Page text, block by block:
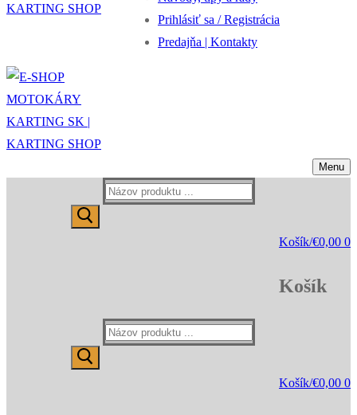
Prihlásiť sa / Registrácia
Predajňa | Kontakty
Menu
Hľadať:
Košík/€0,00 0
Košík
Hľadať:
Košík/€0,00 0